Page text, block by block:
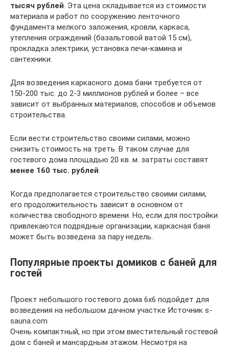
тысяч рублей. Эта цена складывается из стоимости
материала и работ по сооружению ленточного
фундамента мелкого заложения, кровли, каркаса,
утепления ограждений (базальтовой ватой 15 см),
прокладка электрики, установка печи-камина и
сантехники.
Для возведения каркасного дома бани требуется от
150-200 тыс. до 2-3 миллионов рублей и более – все
зависит от выбранных материалов, способов и объемов
строительства.
Если вести строительство своими силами, можно
снизить стоимость на треть. В таком случае для
гостевого дома площадью 20 кв. м. затраты составят
менее 160 тыс. рублей.
Когда предполагается строительство своими силами,
его продолжительность зависит в основном от
количества свободного времени. Но, если для постройки
привлекаются подрядные организации, каркасная баня
может быть возведена за пару недель.
Популярные проекты домиков с баней для
гостей
Проект небольшого гостевого дома 6х6 подойдет для
возведения на небольшом дачном участке Источник s-
sauna.com
Очень компактный, но при этом вместительный гостевой
дом с баней и мансардным этажом. Несмотря на